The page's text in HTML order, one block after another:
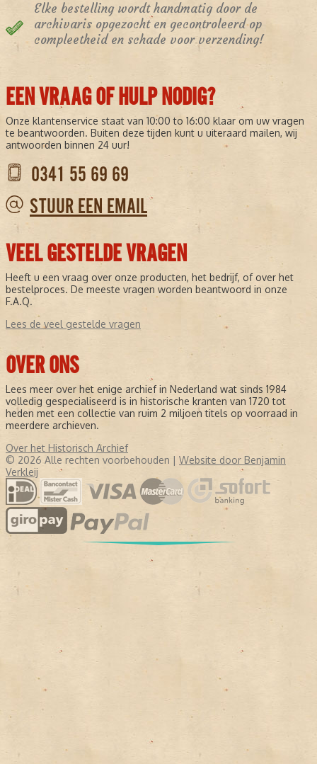
Elke bestelling wordt handmatig door de
archivaris opgezocht en gecontroleerd op
compleetheid en schade voor verzending!
EEN VRAAG OF HULP NODIG?
Onze klantenservice staat van 10:00 to 16:00 klaar om uw vragen
te beantwoorden. Buiten deze tijden kunt u uiteraard mailen, wij
antwoorden binnen 24 uur!
0341 55 69 69
STUUR EEN EMAIL
VEEL GESTELDE VRAGEN
Heeft u een vraag over onze producten, het bedrijf, of over het
bestelproces. De meeste vragen worden beantwoord in onze
F.A.Q.
Lees de veel gestelde vragen
OVER ONS
Lees meer over het enige archief in Nederland wat sinds 1984
volledig gespecialiseerd is in historische kranten van 1720 tot
heden met een collectie van ruim 2 miljoen titels op voorraad in
meerdere archieven.
Over het Historisch Archief
© 2026 Alle rechten voorbehouden | Website door Benjamin
Verkleij